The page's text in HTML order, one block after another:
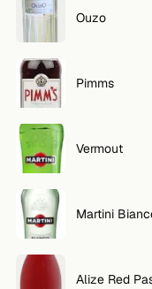
Facebook
RSS
Cocktail app
Ouzo
Pimms
Vermout
Martini
Alize Red